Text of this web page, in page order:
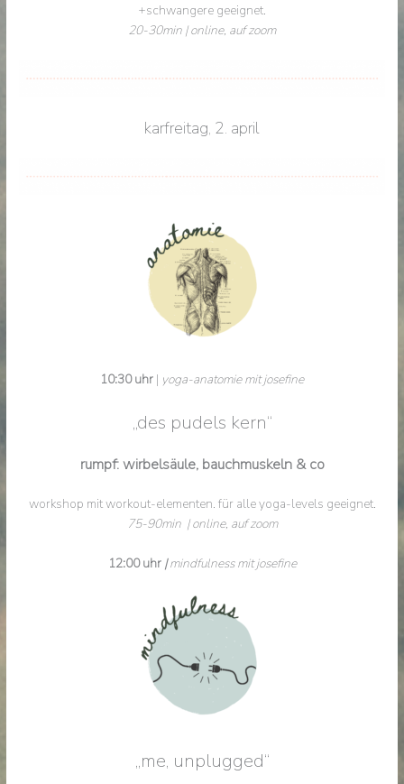
+schwangere geeignet.
20-30min | online, auf zoom
karfreitag, 2. april
10:30 uhr | yoga-anatomie mit josefine
„des pudels kern“
rumpf: wirbelsäule, bauchmuskeln & co
workshop mit workout-elementen. für alle yoga-levels geeignet.
75-90min | online, auf zoom
12:00 uhr|mindfulness mit josefine
„me, unplugged“